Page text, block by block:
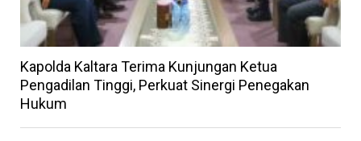
Kapolda Kaltara Terima Kunjungan Ketua
Pengadilan Tinggi, Perkuat Sinergi Penegakan
Hukum